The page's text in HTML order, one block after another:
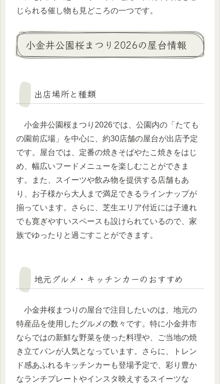
じられる催し物も見どころの一つです。
小金井公園桜まつり2026の屋台情報
出店場所と種類
小金井公園桜まつり2026では、公園内の「たても
の園前広場」を中心に、約30店舗の屋台が出店予定
です。屋台では、定番の焼きそばやたこ焼きをはじ
め、幅広いフードメニューを楽しむことができま
す。また、スイーツや飲み物を提供する店舗もあ
り、お子様から大人まで満足できるラインナップが
揃っています。さらに、芝生エリア付近には子連れ
でも寛ぎやすいスペースも設けられているので、家
族でゆったりと過ごすことができます。
地元グルメ・キッチンカーのおすすめ
小金井桜まつりの屋台で注目したいのは、地元の
特産品を使用したグルメの数々です。特に小金井市
ならではの新鮮な野菜を使った料理や、ご当地の焼
き立てパンが人気となっています。さらに、トレン
ド感あふれるキッチンカーも登場予定で、彩り豊か
なランチプレートやインスタ映えするスイーツな